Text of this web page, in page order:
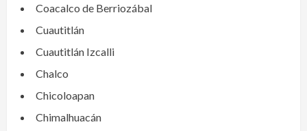
Coacalco de Berriozábal
Cuautitlán
Cuautitlán Izcalli
Chalco
Chicoloapan
Chimalhuacán